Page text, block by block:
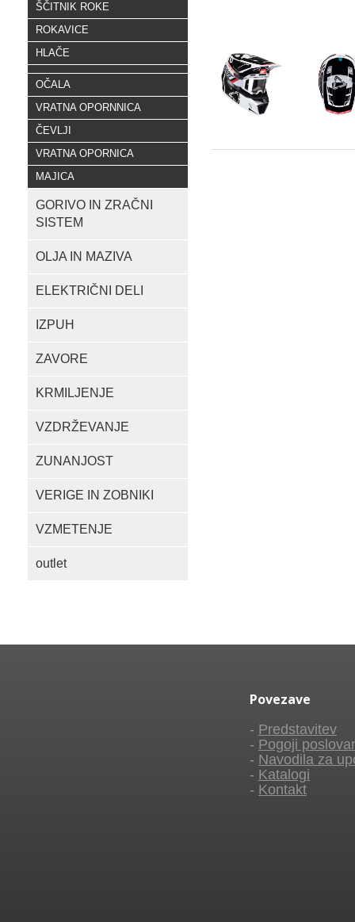
ŠČITNIK ROKE
ROKAVICE
HLAČE
OČALA
VRATNA OPORNNICA
ČEVLJI
VRATNA OPORNICA
MAJICA
GORIVO IN ZRAČNI
SISTEM
OLJA IN MAZIVA
ELEKTRIČNI DELI
IZPUH
ZAVORE
KRMILJENJE
VZDRŽEVANJE
ZUNANJOST
VERIGE IN ZOBNIKI
VZMETENJE
outlet
Povezave
- Predstavitev
- Pogoji
- Navodila za
- Katalogi
- Kontakt